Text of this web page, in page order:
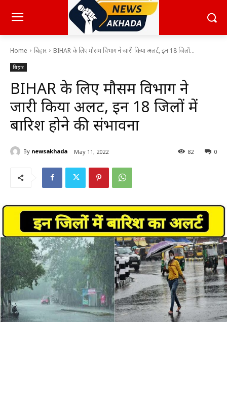
Home बिहार BIHAR के लिए मौसम विभाग ने जारी किया अलर्ट, इन 18 जिलों...
बिहार
BIHAR के लिए मौसम विभाग ने
जारी किया अलर्ट, इन 18 जिलों में
बारिश होने की संभावना
By newsakhada May 11, 2022 0
82